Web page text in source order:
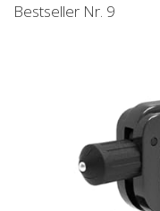
Bestseller Nr. 9